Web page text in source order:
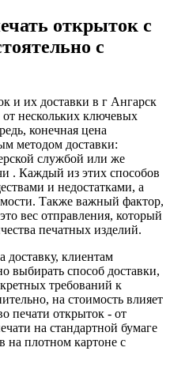
открыток с
с
и их доставки в г Ангарск
нескольких ключевых
конечная цена
методом доставки:
службой или же
. Каждый из этих способов
и недостатками, а
Также важный фактор,
вес отправления, который
печатных изделий.
доставку, клиентам
выбирать способ доставки,
требований к
на стоимость влияет
печати открыток - от
на стандартной бумаге
на плотном картоне с